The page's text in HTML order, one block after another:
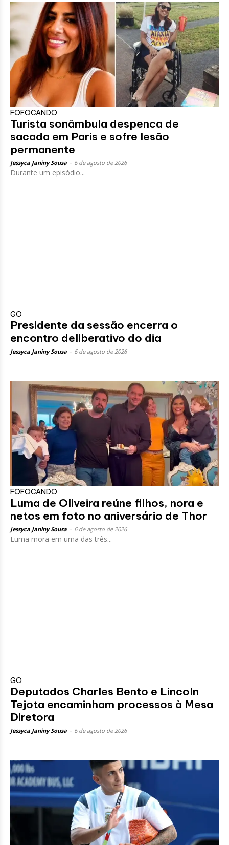
FOFOCANDO
Turista sonâmbula despenca de
sacada em Paris e sofre lesão
permanente
Jessyca Janiny Sousa 6 de agosto de 2026
Durante um episódio...
GO
Presidente da sessão encerra o
encontro deliberativo do dia
Jessyca Janiny Sousa 6 de agosto de 2026
FOFOCANDO
Luma de Oliveira reúne filhos, nora e
netos em foto no aniversário de Thor
Jessyca Janiny Sousa 6 de agosto de 2026
Luma mora em uma das três...
GO
Deputados Charles Bento e Lincoln
Tejota encaminham processos à Mesa
Diretora
Jessyca Janiny Sousa 6 de agosto de 2026